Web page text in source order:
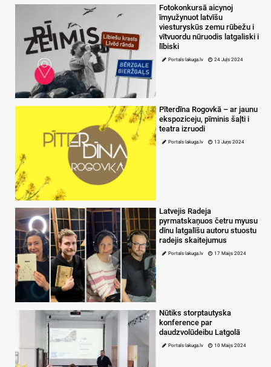
Fotokonkursā aicynoj
īmyužynuot latvīšu
viesturyskūs zemu rūbežu i
vītvuordu nūruodis latgaliski i
lībiski
Portals lakuga.lv 24 Juļs 2024
Pīterdīna Rogovkā – ar jaunu
ekspoziceju, pīminis šaļti i
teatra izruodi
Portals lakuga.lv 13 Juņs 2024
Latvejis Radeja
pyrmatskaņuos četru myusu
dīnu latgalīšu autoru stuostu
radejis skaitejumus
Portals lakuga.lv 17 Maijs 2024
Nūtiks storptautyska
konference par
daudzvolūdeibu Latgolā
Portals lakuga.lv 10 Maijs 2024